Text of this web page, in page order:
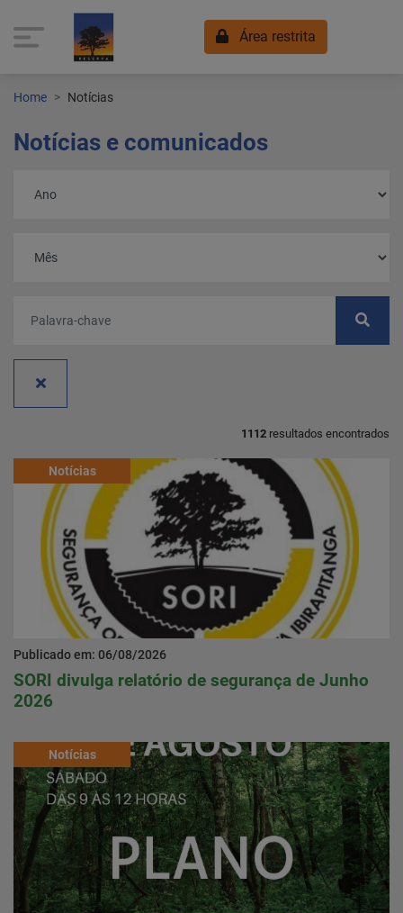
Área restrita
Home
Notícias
Localização
Contato
Baixe o App
Área restrita
Home Notícias
Notícias e comunicados
1112 resultados encontrados
Notícias
Publicado em: 06/08/2026
SORI divulga relatório de segurança de Junho
2026
Notícias